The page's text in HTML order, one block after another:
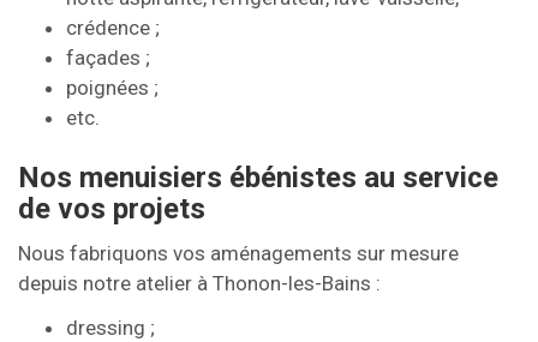
crédence ;
façades ;
poignées ;
etc.
Nos menuisiers ébénistes au service
de vos projets
Nous fabriquons vos aménagements sur mesure
depuis notre atelier à Thonon-les-Bains :
dressing ;